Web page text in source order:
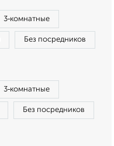
3‑комнатные
Без посредников
3‑комнатные
Без посредников